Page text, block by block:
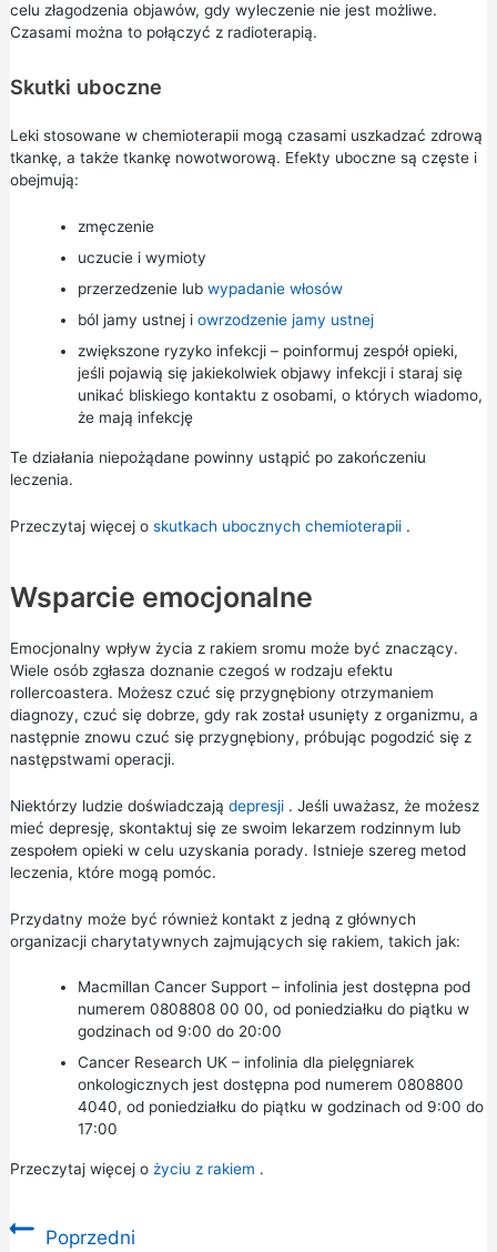
celu złagodzenia objawów, gdy wyleczenie nie jest możliwe.
Czasami można to połączyć z radioterapią.
Skutki uboczne
Leki stosowane w chemioterapii mogą czasami uszkadzać zdrową
tkankę, a także tkankę nowotworową. Efekty uboczne są częste i
obejmują:
zmęczenie
uczucie i wymioty
przerzedzenie lub wypadanie włosów
ból jamy ustnej i owrzodzenie jamy ustnej
zwiększone ryzyko infekcji – poinformuj zespół opieki,
jeśli pojawią się jakiekolwiek objawy infekcji i staraj się
unikać bliskiego kontaktu z osobami, o których wiadomo,
że mają infekcję
Te działania niepożądane powinny ustąpić po zakończeniu
leczenia.
Przeczytaj więcej o skutkach ubocznych chemioterapii.
Wsparcie emocjonalne
Emocjonalny wpływ życia z rakiem sromu może być znaczący.
Wiele osób zgłasza doznanie czegoś w rodzaju efektu
rollercoastera. Możesz czuć się przygnębiony otrzymaniem
diagnozy, czuć się dobrze, gdy rak został usunięty z organizmu, a
następnie znowu czuć się przygnębiony, próbując pogodzić się z
następstwami operacji.
Niektórzy ludzie doświadczają depresji. Jeśli uważasz, że możesz
mieć depresję, skontaktuj się ze swoim lekarzem rodzinnym lub
zespołem opieki w celu uzyskania porady. Istnieje szereg metod
leczenia, które mogą pomóc.
Przydatny może być również kontakt z jedną z głównych
organizacji charytatywnych zajmujących się rakiem, takich jak:
Macmillan Cancer Support– infolinia jest dostępna pod
numerem 0808808 00 00, od poniedziałku do piątku w
godzinach od 9:00 do 20:00
Cancer Research UK– infolinia dla pielęgniarek
onkologicznych jest dostępna pod numerem 0808800
4040, od poniedziałku do piątku w godzinach od 9:00 do
17:00
Przeczytaj więcej o życiu z rakiem .
Poprzedni